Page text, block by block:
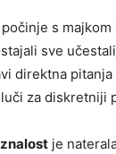
s
sve
direktna
za diskretniji
je